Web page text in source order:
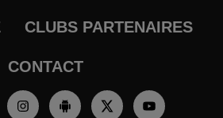
CLUBS PARTENAIRES
CONTACT